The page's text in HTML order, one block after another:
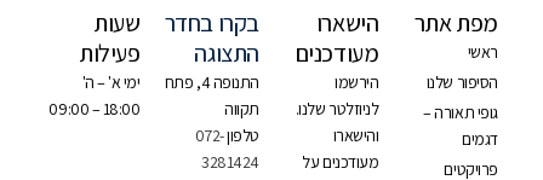
בקרו בחדר
התצוגה
התנופה 4, פתח
תקווה
טלפון072-
3281424
שעות
פעילות
ימי א' – ה'
18:00 – 09:00
מפת אתר
ראשי
הסיפור שלנו
גופי תאורה –
דגמים
פרויקטים
הישארו
מעודכנים
הירשמו
לניוזלטר שלנו.
והישארו
מעודכנים על